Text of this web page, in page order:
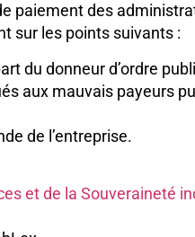
paiement des
sur les points suivants :
du donneur d’ordre
aux mauvais payeurs
de l’entreprise.
et de la Souveraineté